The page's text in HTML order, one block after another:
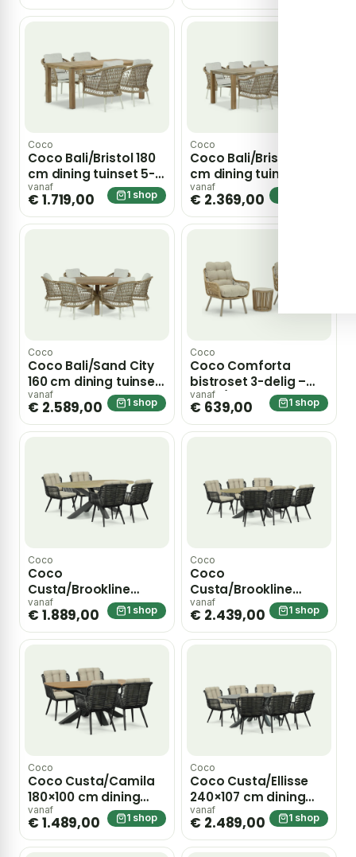
Coco
Coco Bali/Bristol 180
cm dining tuinset 5-
delig – Taupe-
naturel-bruin
vanaf
€ 1.719,00 1 shop
Coco
Coco Bali/Bristol 220
cm dining tuinset 7-
delig – Taupe-
naturel-bruin
vanaf
€ 2.369,00
Coco
Coco Bali/Sand City
160 cm dining tuinset
7-delig – Taupe-
naturel-bruin
vanaf
€ 2.589,00 1 shop
Coco
Coco Comforta
bistroset 3-delig –
Zand/Beige
vanaf
€ 639,00 1 shop
Coco
Coco
Custa/Brookline
200×110 cm dining
tuinset 5-delig –
Grijs-antraciet
vanaf
€ 1.889,00 1 shop
Coco
Coco
Custa/Brookline
240×120 cm dining
tuinset 7-delig –
Grijs-antraciet
vanaf
€ 2.439,00 1 shop
Coco
Coco Custa/Camila
180×100 cm dining
tuinset 5-delig –
Grijs-antraciet
vanaf
€ 1.489,00 1 shop
Coco
Coco Custa/Ellisse
240×107 cm dining
tuinset 7-delig –
Grijs-antraciet
vanaf
€ 2.489,00 1 shop